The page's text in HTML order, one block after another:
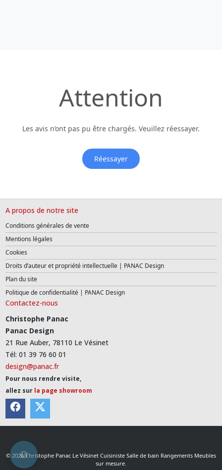
Attention
Les avis n’ont pas pu être chargés. Veuillez réessayer.
Réessayer
A propos de notre site
Conditions générales de vente
Mentions légales
Cookies
Droits d’auteur et propriété intellectuelle | PANAC Design
Plan du site
Politique de confidentialité | PANAC Design
Contactez-nous
Christophe Panac
Panac Design
21 Rue Auber, 78110 Le Vésinet
Tél: 01 39 76 60 01
design@panac.fr
Pour nous rendre visite,
allez sur la page showroom
© 2026 Christophe Panac Le Vésinet Cuisiniste Salle de bain Rangements Meubles
sur mesure.